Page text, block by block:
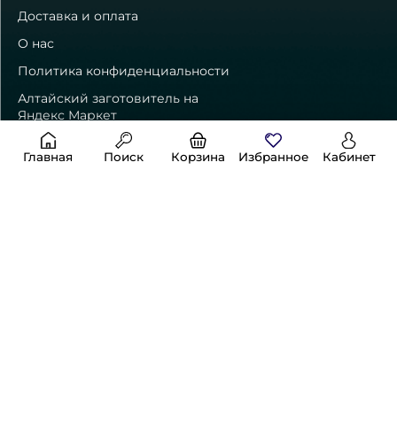
Доставка и оплата
О нас
Политика конфиденциальности
Алтайский заготовитель на
Яндекс Маркет
Главная Поиск Корзина Избранное Кабинет